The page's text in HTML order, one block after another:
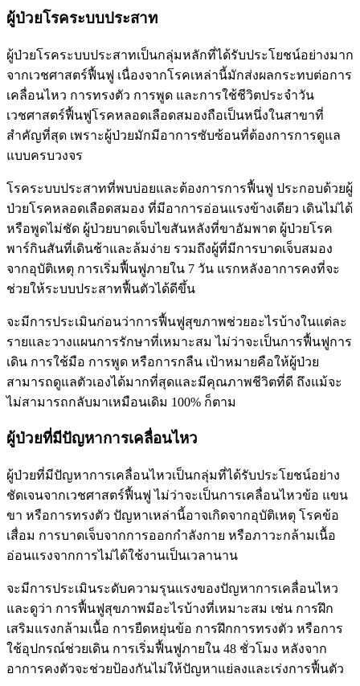
ผู้ป่วยโรคระบบประสาท
ผู้ป่วยโรคระบบประสาทเป็นกลุ่มหลักที่ได้รับประโยชน์อย่างมาก
จากเวชศาสตร์ฟื้นฟู เนื่องจากโรคเหล่านี้มักส่งผลกระทบต่อการ
เคลื่อนไหว การทรงตัว การพูด และการใช้ชีวิตประจำวัน
เวชศาสตร์ฟื้นฟูโรคหลอดเลือดสมองถือเป็นหนึ่งในสาขาที่
สำคัญที่สุด เพราะผู้ป่วยมักมีอาการซับซ้อนที่ต้องการการดูแล
แบบครบวงจร
โรคระบบประสาทที่พบบ่อยและต้องการการฟื้นฟู ประกอบด้วยผู้
ป่วยโรคหลอดเลือดสมอง ที่มีอาการอ่อนแรงข้างเดียว เดินไม่ได้
หรือพูดไม่ชัด ผู้ป่วยบาดเจ็บไขสันหลังที่ขาอัมพาต ผู้ป่วยโรค
พาร์กินสันที่เดินช้าและล้มง่าย รวมถึงผู้ที่มีการบาดเจ็บสมอง
จากอุบัติเหตุ การเริ่มฟื้นฟูภายใน 7 วัน แรกหลังอาการคงที่จะ
ช่วยให้ระบบประสาทฟื้นตัวได้ดีขึ้น
จะมีการประเมินก่อนว่าการฟื้นฟูสุขภาพช่วยอะไรบ้างในแต่ละ
รายและวางแผนการรักษาที่เหมาะสม ไม่ว่าจะเป็นการฟื้นฟูการ
เดิน การใช้มือ การพูด หรือการกลืน เป้าหมายคือให้ผู้ป่วย
สามารถดูแลตัวเองได้มากที่สุดและมีคุณภาพชีวิตที่ดี ถึงแม้จะ
ไม่สามารถกลับมาเหมือนเดิม 100% ก็ตาม
ผู้ป่วยที่มีปัญหาการเคลื่อนไหว
ผู้ป่วยที่มีปัญหาการเคลื่อนไหวเป็นกลุ่มที่ได้รับประโยชน์อย่าง
ชัดเจนจากเวชศาสตร์ฟื้นฟู ไม่ว่าจะเป็นการเคลื่อนไหวข้อ แขน
ขา หรือการทรงตัว ปัญหาเหล่านี้อาจเกิดจากอุบัติเหตุ โรคข้อ
เสื่อม การบาดเจ็บจากการออกกำลังกาย หรือภาวะกล้ามเนื้อ
อ่อนแรงจากการไม่ได้ใช้งานเป็นเวลานาน
จะมีการประเมินระดับความรุนแรงของปัญหาการเคลื่อนไหว
และดูว่า การฟื้นฟูสุขภาพมีอะไรบ้างที่เหมาะสม เช่น การฝึก
เสริมแรงกล้ามเนื้อ การยืดหยุ่นข้อ การฝึกการทรงตัว หรือการ
ใช้อุปกรณ์ช่วยเดิน การเริ่มฟื้นฟูภายใน 48 ชั่วโมง หลังจาก
อาการคงตัวจะช่วยป้องกันไม่ให้ปัญหาแย่ลงและเร่งการฟื้นตัว